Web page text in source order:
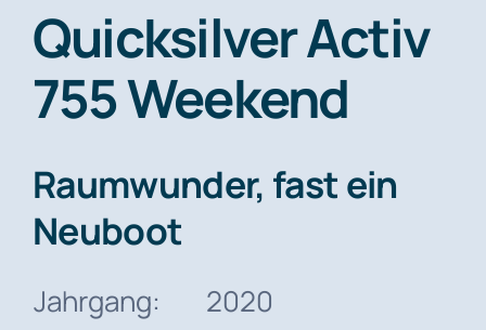
Quicksilver Activ
755 Weekend
Raumwunder, fast ein
Neuboot
Jahrgang:
2020